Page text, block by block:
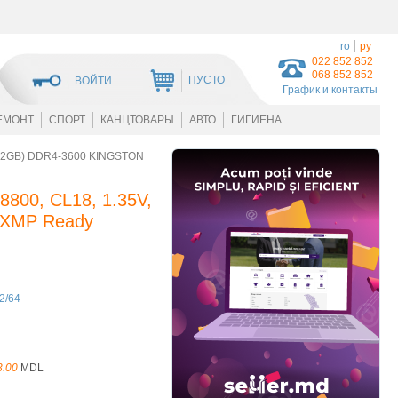
022 852 852
068 852 852
График и контакты
ВОЙТИ ПУСТО
ro ру
СПОРТ КАНЦТОВАРЫ АВТО ГИГИЕНА
DDR4-3600 KINGSTON
CL18, 1.35V,
Ready
64
MDL